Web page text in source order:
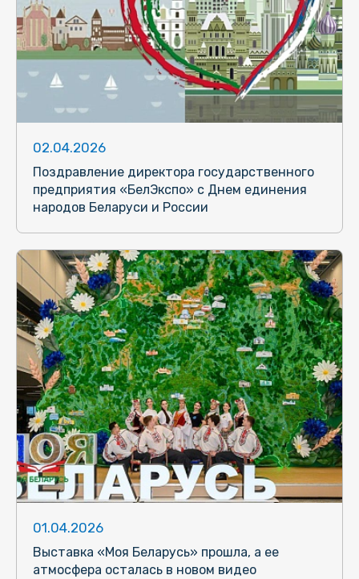
02.04.2026
Поздравление директора государственного
предприятия «БелЭкспо» с Днем единения
народов Беларуси и России
01.04.2026
Выставка «Моя Беларусь» прошла, а ее
атмосфера осталась в новом видео